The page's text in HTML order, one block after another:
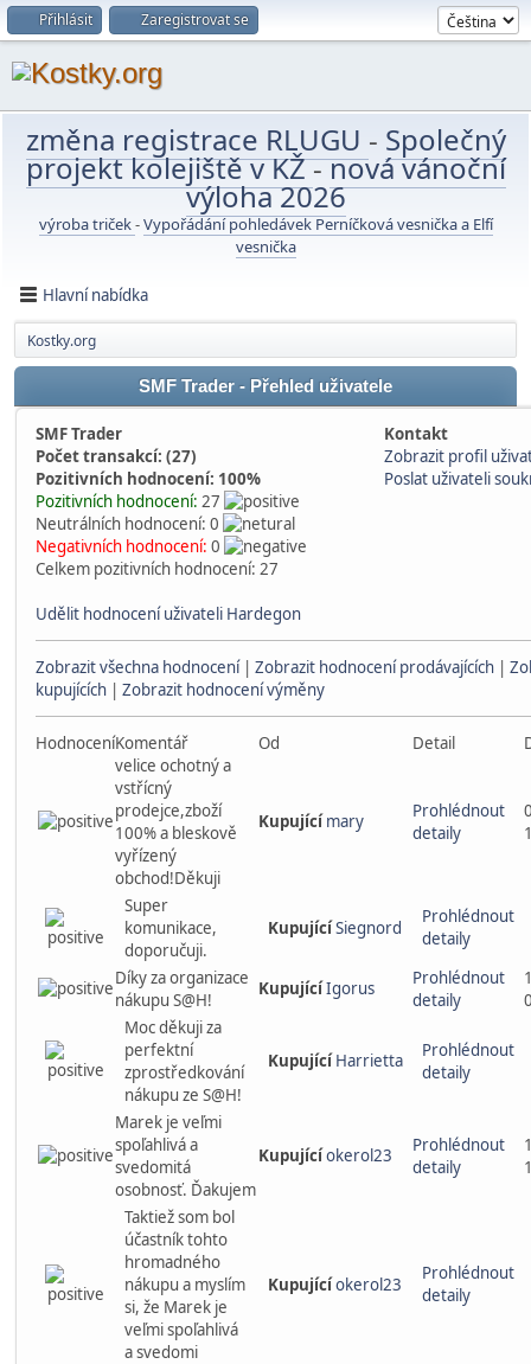
Přihlásit Zaregistrovat se
změna registrace RLUGU - Společný
projekt kolejiště v KŽ-nová vánoční
výloha 2026
výroba triček-Vypořádání pohledávek Perníčková vesnička a Elfí
vesnička
Hlavní nabídka
Kostky.org
SMF Trader - Přehled uživatele
SMF Trader
Kontakt
Počet transakcí: (27)
Zobrazit profil
Pozitivních hodnocení: 100%
Poslat uživateli
Pozitivních hodnocení: 27
Neutrálních hodnocení: 0
Negativních hodnocení: 0
Celkem pozitivních hodnocení: 27
Udělit hodnocení uživateli Hardegon
Zobrazit všechna hodnocení| Zobrazit hodnocení prodávajících |
kupujících | Zobrazit hodnocení výměny
HodnoceníKomentář Od Detail
velice ochotný a
vstřícný
prodejce,zboží
100% a bleskově
vyřízený
obchod!Děkuji
Kupující mary
Prohlédnout
detaily
Super
komunikace,
doporučuji.
KupujícíSiegnord
Prohlédnout
detaily
Díky za organizace
nákupu S@H!
KupujícíIgorus
Prohlédnout
detaily
Moc děkuji za
perfektní
zprostředkování
nákupu ze S@H!
Kupující Harrietta
Prohlédnout
detaily
Marek je veľmi
spoľahlivá a
svedomitá
osobnosť. Ďakujem
Kupujícíokerol23
Prohlédnout
detaily
Taktiež som bol
účastník tohto
hromadného
nákupu a myslím
si, že Marek je
veľmi spoľahlivá
a svedomi
Kupujícíokerol23
Prohlédnout
detaily